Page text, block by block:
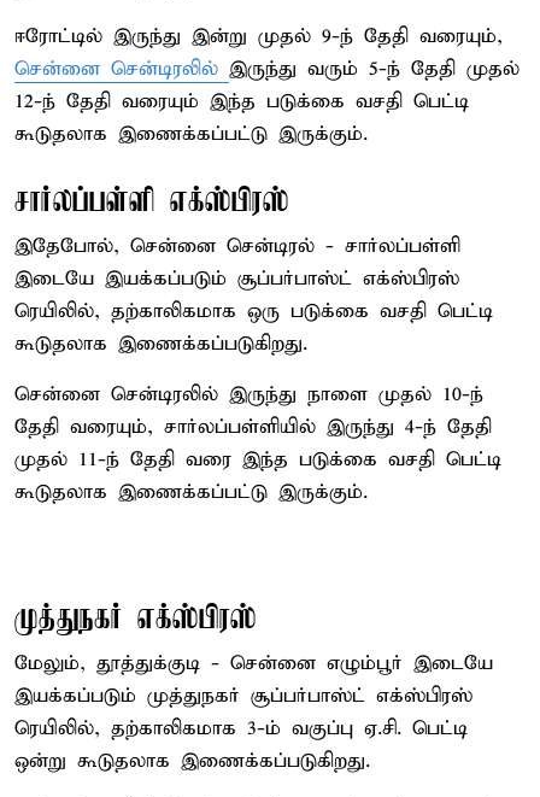
ஈரோட்டில் இருந்து இன்று முதல் 9-ந் தேதி வரையும்,
சென்னை சென்டிரலில் இருந்து வரும் 5-ந் தேதி முதல்
12-ந் தேதி வரையும் இந்த படுக்கை வசதி பெட்டி
கூடுதலாக இணைக்கப்பட்டு இருக்கும்.
சார்லப்பள்ளி எக்ஸ்பிரஸ்
இதேபோல், சென்னை சென்டிரல் - சார்லப்பள்ளி
இடையே இயக்கப்படும் சூப்பர்பாஸ்ட் எக்ஸ்பிரஸ்
ரெயிலில், தற்காலிகமாக ஒரு படுக்கை வசதி பெட்டி
கூடுதலாக இணைக்கப்படுகிறது.
சென்னை சென்டிரலில் இருந்து நாளை முதல் 10-ந்
தேதி வரையும், சார்லப்பள்ளியில் இருந்து 4-ந் தேதி
முதல் 11-ந் தேதி வரை இந்த படுக்கை வசதி பெட்டி
கூடுதலாக இணைக்கப்பட்டு இருக்கும்.
முத்துநகர் எக்ஸ்பிரஸ்
மேலும், தூத்துக்குடி - சென்னை எழும்பூர் இடையே
இயக்கப்படும் முத்துநகர் சூப்பர்பாஸ்ட் எக்ஸ்பிரஸ்
ரெயிலில், தற்காலிகமாக 3-ம் வகுப்பு ஏ.சி. பெட்டி
ஒன்று கூடுதலாக இணைக்கப்படுகிறது.